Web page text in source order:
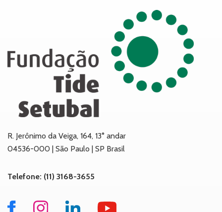
R. Jerônimo da Veiga, 164, 13° andar
04536-000 | São Paulo | SP Brasil
Telefone: (11) 3168-3655